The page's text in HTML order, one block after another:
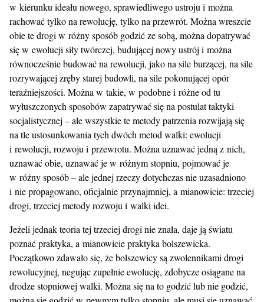
w kierunku ideału nowego, sprawiedliwego ustroju i można
rachować tylko na rewolucję, tylko na przewrót. Można wreszcie
obie te drogi w różny sposób godzić ze sobą, można dopatrywać
się w ewolucji siły twórczej, budującej nowy ustrój i można
równocześnie budować na rewolucji, jako na sile burzącej, na sile
rozrywającej zręby starej budowli, na sile pokonującej opór
teraźniejszości. Można w takie, w podobne i różne od tu
wyłuszczonych sposobów zapatrywać się na postulat taktyki
socjalistycznej – ale wszystkie te metody patrzenia rozwijają się
na tle ustosunkowania tych dwóch metod walki: ewolucji
i rewolucji, rozwoju i przewrotu. Można uznawać jedną z nich,
uznawać obie, uznawać je w różnym stopniu, pojmować je
w różny sposób – ale jednej rzeczy dotychczas nie uzasadniono
i nie propagowano, oficjalnie przynajmniej, a mianowicie: trzeciej
drogi, trzeciej metody rozwoju i walki idei.
Jeżeli jednak teoria tej trzeciej drogi nie znała, daje ją światu
poznać praktyka, a mianowicie praktyka bolszewicka.
Początkowo zdawało się, że bolszewicy są zwolennikami drogi
rewolucyjnej, negując zupełnie ewolucję, zdobycze osiągane na
drodze stopniowej walki. Można się na to godzić lub nie godzić,